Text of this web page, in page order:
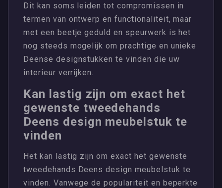
Dit kan soms leiden tot compromissen in
termen van ontwerp en functionaliteit, maar
met een beetje geduld en speurwerk is het
nog steeds mogelijk om prachtige en unieke
Deense designstukken te vinden die uw
interieur verrijken.
Kan lastig zijn om exact het
gewenste tweedehands
Deens design meubelstuk te
vinden
Het kan lastig zijn om exact het gewenste
tweedehands Deens design meubelstuk te
vinden. Vanwege de populariteit en beperkte